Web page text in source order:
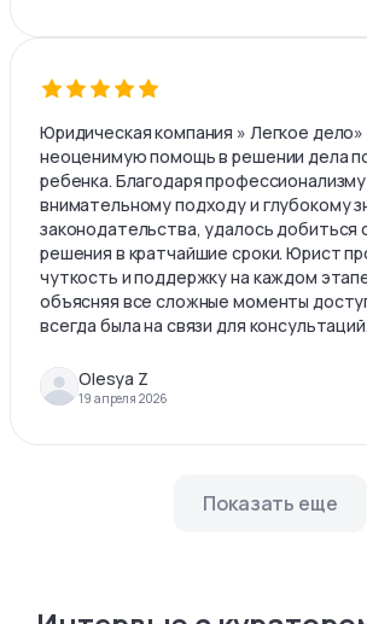
Юридическая компания » Легкое дело»
неоценимую помощь в решении дела
ребенка. Благодаря
внимательному подходу и глубокому
законодательства, удалось добиться
решения в кратчайшие сроки. Юрист
чуткость и поддержку на каждом
объясняя все сложные моменты
всегда была на связи для консультаций.
Olesya Z
19 апреля 2026
Показать еще